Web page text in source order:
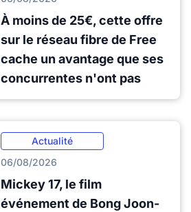
À moins de 25€, cette offre
sur le réseau fibre de Free
cache un avantage que ses
concurrentes n'ont pas
Actualité
06/08/2026
Mickey 17, le film
événement de Bong Joon-